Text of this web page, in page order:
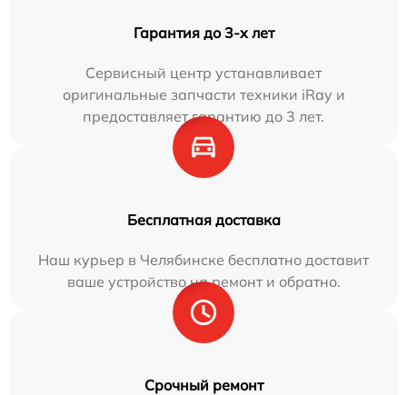
Гарантия до 3-х лет
Сервисный центр устанавливает
оригинальные запчасти техники iRay и
предоставляет гарантию до 3 лет.
Бесплатная доставка
Наш курьер в Челябинске бесплатно доставит
ваше устройство на ремонт и обратно.
Срочный ремонт